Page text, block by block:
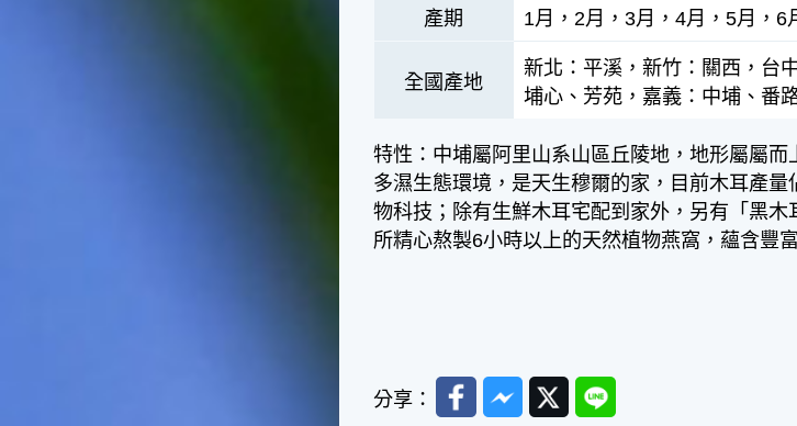
產期 1月，2月，3月，4月，5月，6
全國產地
新北：平溪，新竹：關西，台
埔心、芳苑，嘉義：中埔、番
特性：中埔屬阿里山系山區丘陵地，地形屬屬
多濕生態環境，是天生穆爾的家，目前木耳產
物科技；除有生鮮木耳宅配到家外，另有「黑
所精心熬製6小時以上的天然植物燕窩，蘊含豐
分享：
FacebookMessenger
TwitterLine